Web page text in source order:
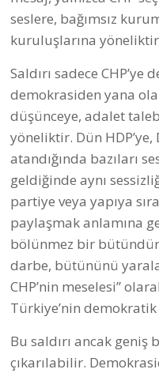
seslere, bağımsız
kuruluşlarına
Saldırı sadece
demokrasiden yana
düşünceye, adalet
yöneliktir. Dün HDP’ye,
atandığında bazıları
geldiğinde aynı
partiye veya yapıya
paylaşmak anlamına
bölünmez bir
darbe, bütününü
CHP’nin meselesi”
Türkiye’nin
Bu saldırı ancak
çıkarılabilir.